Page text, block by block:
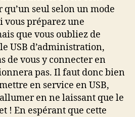
actif
!
qu’un seul selon un mode
préparez une
que vous oubliez de
USB d’administration,
de vous y connecter en
pas. Il faut donc bien
en service en USB,
en ne laissant que le
! En espérant que cette